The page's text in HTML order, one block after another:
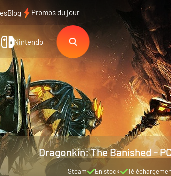
Blog Promos du jour
Nintendo
Dragonkin: The Banished -
Steam En stock